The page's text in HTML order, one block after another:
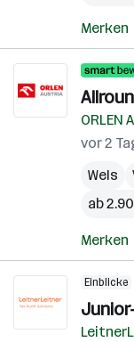
Merken
ORLEN
vor 2
Wels
ab
Merken
Einblicke